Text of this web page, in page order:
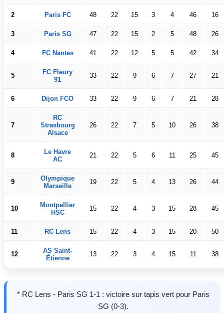
2 Paris FC 48 22 15 3 4 46 16
3 Paris SG 47 22 15 2 5 48 26
4 FC Nantes 41 22 12 5 5 42 34
5
FC Fleury
91
33 22 9 6 7 27 21
6 Dijon FCO 33 22 9 6 7 21 28
7
RC
Strasbourg
Alsace
26 22 7 5 10 26 38
8
Le Havre
AC
21 22 5 6 11 25 45
9
Olympique
Marseille
19 22 5 4 13 26 44
10
Montpellier
HSC
15 22 4 3 15 28 45
11 RC Lens 15 22 4 3 15 20 50
12
AS Saint-
Étienne
13 22 3 4 15 11 38
* RC Lens - Paris SG 1-1 : victoire sur tapis vert pour Paris
SG (0-3).